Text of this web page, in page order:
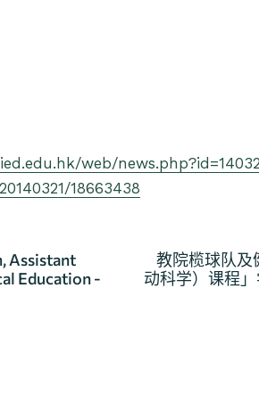
web/
18663438
Assistant
Education -
教院榄球队及
动科学）课程